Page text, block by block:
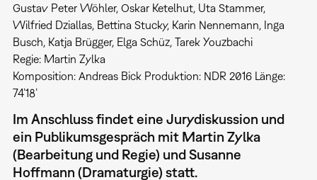
Gustav Peter Wöhler, Oskar Ketelhut, Uta Stammer,
Wilfried Dziallas, Bettina Stucky, Karin Nennemann, Inga
Busch, Katja Brügger, Elga Schüz, Tarek Youzbachi
Regie: Martin Zylka
Komposition: Andreas Bick Produktion: NDR 2016 Länge:
74’18’
Im Anschluss findet eine Jurydiskussion und
ein Publikumsgespräch mit Martin Zylka
(Bearbeitung und Regie) und Susanne
Hoffmann (Dramaturgie) statt.